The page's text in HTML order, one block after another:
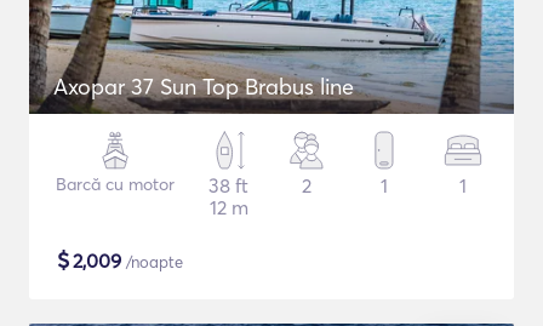
Axopar 37 Sun Top Brabus line
Barcă cu motor
38 ft
12 m
2 1 1
$2,009 /noapte